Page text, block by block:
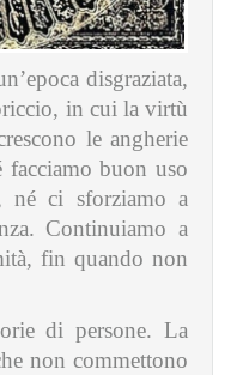
disgraziata,
in cui la virtù
le angherie
facciamo buon uso
né ci sforziamo a
Continuiamo a
fin quando non
di persone. La
non commettono